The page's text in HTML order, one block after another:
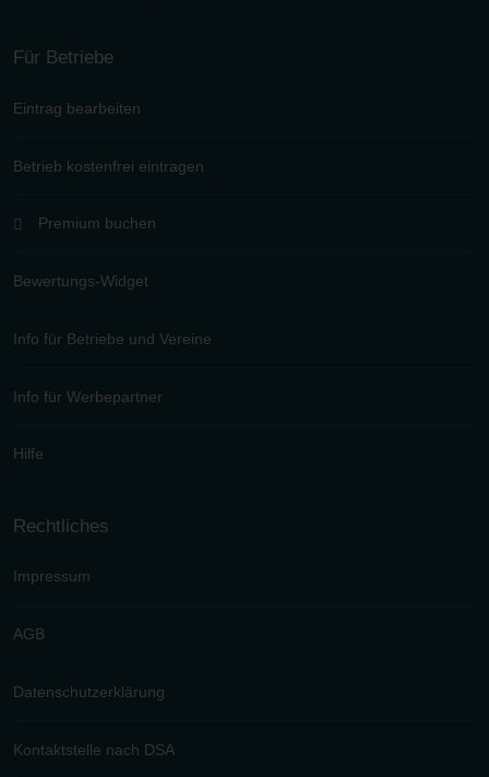
Für Betriebe
Eintrag bearbeiten
Betrieb kostenfrei eintragen
Premium buchen
Bewertungs-Widget
Info für Betriebe und Vereine
Info für Werbepartner
Hilfe
Rechtliches
Impressum
AGB
Datenschutzerklärung
Kontaktstelle nach DSA